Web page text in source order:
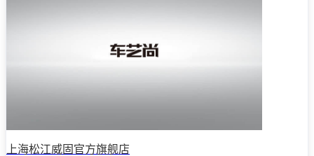
上海松江威固官方旗舰店